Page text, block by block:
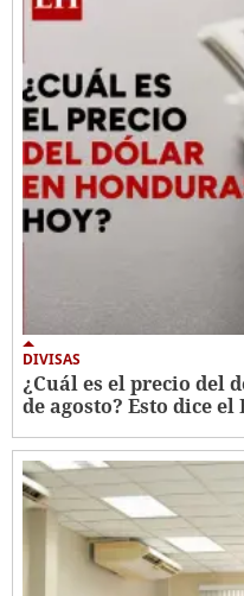
DIVISAS
¿Cuál es el precio del
de agosto? Esto dice el